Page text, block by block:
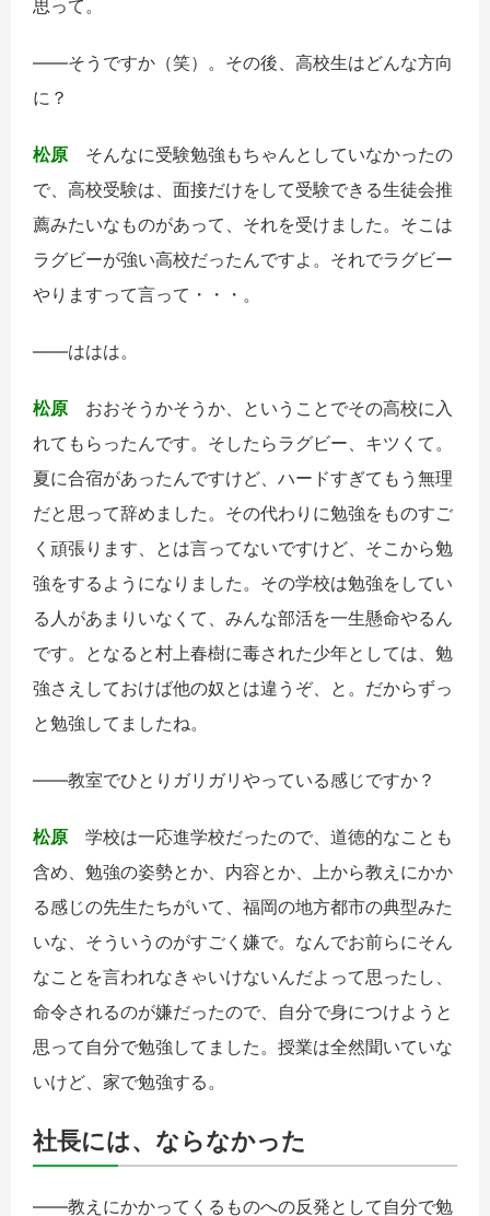
思って。
――そうですか（笑）。その後、高校生はどんな方向
に？
松原 そんなに受験勉強もちゃんとしていなかったの
で、高校受験は、面接だけをして受験できる生徒会推
薦みたいなものがあって、それを受けました。そこは
ラグビーが強い高校だったんですよ。それでラグビー
やりますって言って・・・。
――ははは。
松原 おおそうかそうか、ということでその高校に入
れてもらったんです。そしたらラグビー、キツくて。
夏に合宿があったんですけど、ハードすぎてもう無理
だと思って辞めました。その代わりに勉強をものすご
く頑張ります、とは言ってないですけど、そこから勉
強をするようになりました。その学校は勉強をしてい
る人があまりいなくて、みんな部活を一生懸命やるん
です。となると村上春樹に毒された少年としては、勉
強さえしておけば他の奴とは違うぞ、と。だからずっ
と勉強してましたね。
――教室でひとりガリガリやっている感じですか？
松原 学校は一応進学校だったので、道徳的なことも
含め、勉強の姿勢とか、内容とか、上から教えにかか
る感じの先生たちがいて、福岡の地方都市の典型みた
いな、そういうのがすごく嫌で。なんでお前らにそん
なことを言われなきゃいけないんだよって思ったし、
命令されるのが嫌だったので、自分で身につけようと
思って自分で勉強してました。授業は全然聞いていな
いけど、家で勉強する。
社長には、ならなかった
――教えにかかってくるものへの反発として自分で勉